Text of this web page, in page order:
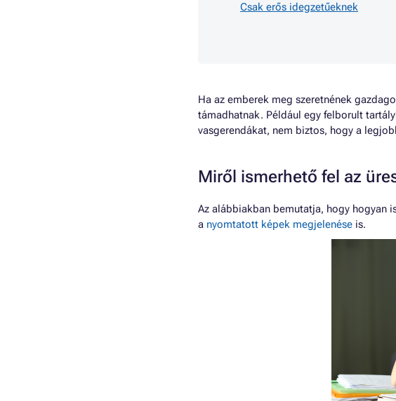
Csak erős idegzetűeknek
Ha az emberek meg szeretnének
támadhatnak. Például egy felborult
vasgerendákat, nem biztos, hogy a
Miről ismerhető fel az
Az alábbiakban bemutatja, hogy hogyan
a nyomtatott képek megjelenése is.